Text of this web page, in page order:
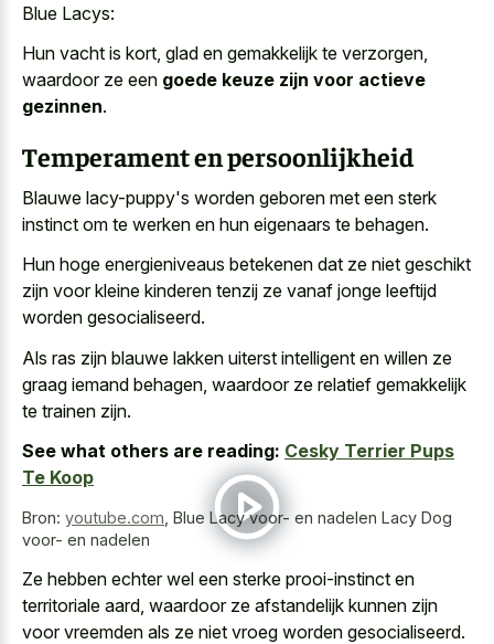
Blue Lacys:
Hun vacht is kort, glad en gemakkelijk te verzorgen,
waardoor ze een goede keuze zijn voor actieve
gezinnen.
Temperament en persoonlijkheid
Blauwe lacy-puppy's worden geboren met een sterk
instinct om te werken en hun eigenaars te behagen.
Hun hoge energieniveaus betekenen dat ze niet geschikt
zijn voorkleine kinderen tenzij ze vanaf jonge leeftijd
worden gesocialiseerd.
Als ras zijn blauwe lakken uiterst intelligent en willen ze
graag iemand behagen, waardoor ze relatief gemakkelijk
te trainen zijn.
See what others are reading: Cesky Terrier Pups
Te Koop
Bron: youtube.com Blue Lacy voor- en nadelen Lacy Dog
voor- en nadelen
Ze hebben echter wel een sterke prooi-instinct en
territoriale aard, waardoor ze afstandelijk kunnen zijn
voor vreemden als ze niet vroeg worden gesocialiseerd.